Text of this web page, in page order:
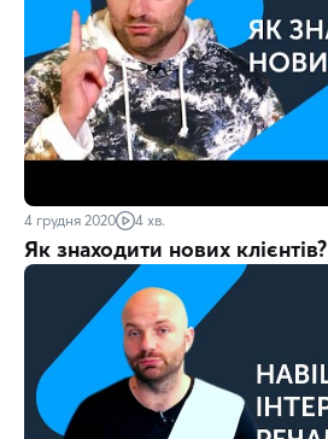
4 грудня 2020 4 хв.
Як знаходити нових клієнтів?